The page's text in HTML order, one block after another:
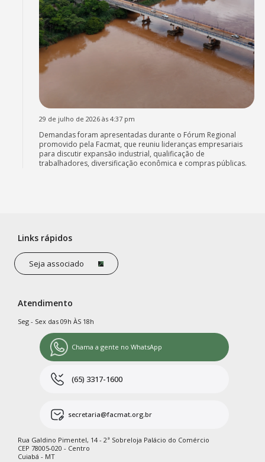
29 de julho de 2026 às 4:37 pm
Demandas foram apresentadas durante o Fórum Regional
promovido pela Facmat, que reuniu lideranças empresariais
para discutir expansão industrial, qualificação de
trabalhadores, diversificação econômica e compras públicas.
Links rápidos
Seja associado
Atendimento
Seg - Sex das 09h ÀS 18h
Chama a gente no WhatsApp
(65) 3317-1600
secretaria@facmat.org.br
Rua Galdino Pimentel, 14 - 2ª Sobreloja Palácio do Comércio
CEP 78005-020 - Centro
Cuiabá - MT